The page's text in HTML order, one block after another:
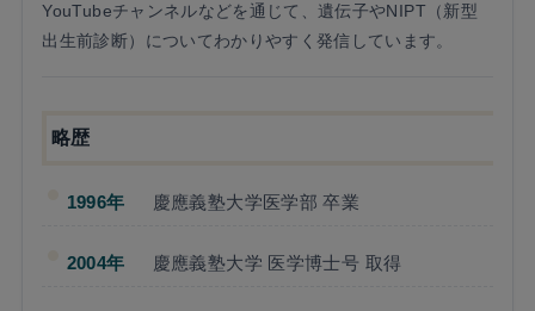
YouTubeチャンネルなどを通じて、遺伝子やNIPT（新型
出生前診断）についてわかりやすく発信しています。
略歴
1996年 慶應義塾大学医学部 卒業
2004年 慶應義塾大学 医学博士号 取得